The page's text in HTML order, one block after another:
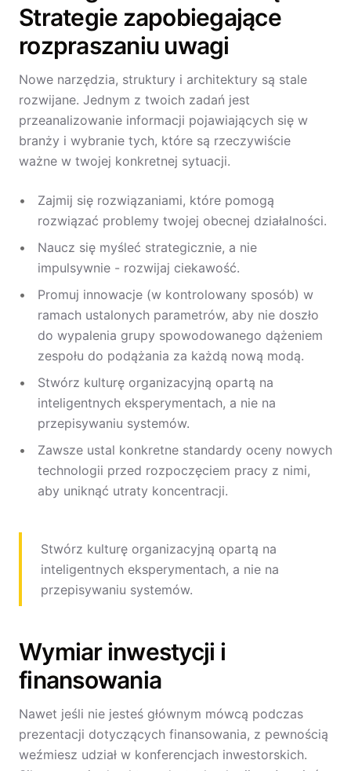
Strategie zapobiegające
rozpraszaniu uwagi
Nowe narzędzia, struktury i architektury są stale
rozwijane. Jednym z twoich zadań jest
przeanalizowanie informacji pojawiających się w
branży i wybranie tych, które są rzeczywiście
ważne w twojej konkretnej sytuacji.
Zajmij się rozwiązaniami, które pomogą
rozwiązać problemy twojej obecnej działalności.
Naucz się myśleć strategicznie, a nie
impulsywnie - rozwijaj ciekawość.
Promuj innowacje (w kontrolowany sposób) w
ramach ustalonych parametrów, aby nie doszło
do wypalenia grupy spowodowanego dążeniem
zespołu do podążania za każdą nową modą.
Stwórz kulturę organizacyjną opartą na
inteligentnych eksperymentach, a nie na
przepisywaniu systemów.
Zawsze ustal konkretne standardy oceny nowych
technologii przed rozpoczęciem pracy z nimi,
aby uniknąć utraty koncentracji.
Stwórz kulturę organizacyjną opartą na
inteligentnych eksperymentach, a nie na
przepisywaniu systemów.
Wymiar inwestycji i
finansowania
Nawet jeśli nie jesteś głównym mówcą podczas
prezentacji dotyczących finansowania, z pewnością
weźmiesz udział w konferencjach inwestorskich.